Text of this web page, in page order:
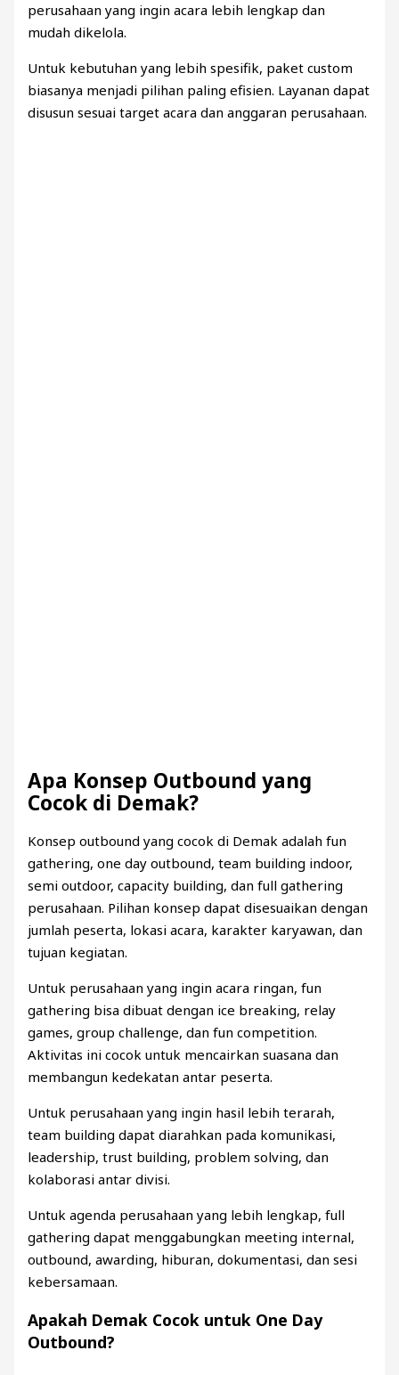
perusahaan yang ingin acara lebih lengkap dan
mudah dikelola.
Untuk kebutuhan yang lebih spesifik, paket custom
biasanya menjadi pilihan paling efisien. Layanan dapat
disusun sesuai target acara dan anggaran perusahaan.
Apa Konsep Outbound yang
Cocok di Demak?
Konsep outbound yang cocok di Demak adalah fun
gathering, one day outbound, team building indoor,
semi outdoor, capacity building, dan full gathering
perusahaan. Pilihan konsep dapat disesuaikan dengan
jumlah peserta, lokasi acara, karakter karyawan, dan
tujuan kegiatan.
Untuk perusahaan yang ingin acara ringan, fun
gathering bisa dibuat dengan ice breaking, relay
games, group challenge, dan fun competition.
Aktivitas ini cocok untuk mencairkan suasana dan
membangun kedekatan antar peserta.
Untuk perusahaan yang ingin hasil lebih terarah,
team building dapat diarahkan pada komunikasi,
leadership, trust building, problem solving, dan
kolaborasi antar divisi.
Untuk agenda perusahaan yang lebih lengkap, full
gathering dapat menggabungkan meeting internal,
outbound, awarding, hiburan, dokumentasi, dan sesi
kebersamaan.
Apakah Demak Cocok untuk One Day
Outbound?